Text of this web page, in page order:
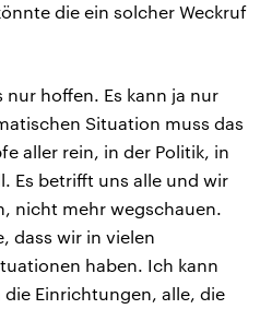
die ein solcher Weckruf
nur hoffen. Es kann ja nur
Situation muss das
aller rein, in der Politik, in
Es betrifft uns alle und wir
nicht mehr wegschauen.
dass wir in vielen
haben. Ich kann
die Einrichtungen, alle, die